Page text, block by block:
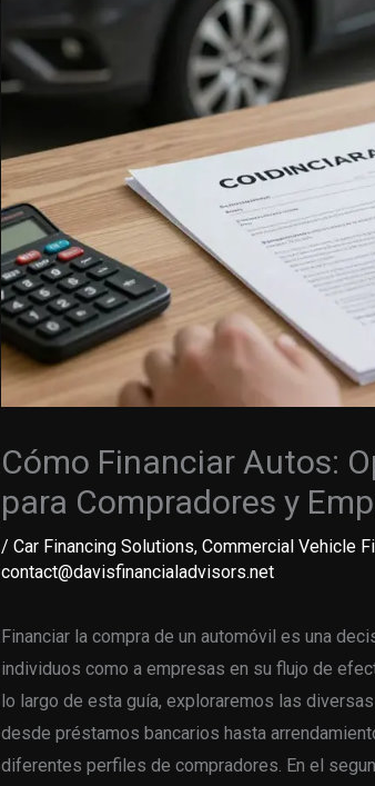
Cómo Financiar Autos:
para Compradores y
/ Car Financing Solutions, Commercial Vehicle
contact@davisfinancialadvisors.net
Financiar la compra de un automóvil es una
individuos como a empresas en su flujo de
lo largo de esta guía, exploraremos las
desde préstamos bancarios hasta
diferentes perfiles de compradores. En el